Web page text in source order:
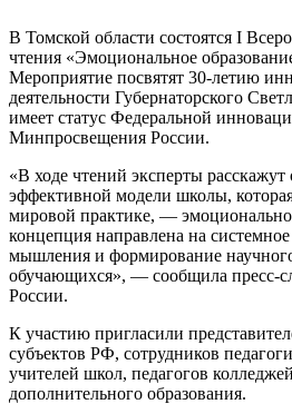
В Томской области состоятся I
чтения «Эмоциональное
Мероприятие посвятят 30-летию
деятельности Губернаторского
имеет статус Федеральной
Минпросвещения России.
«В ходе чтений эксперты
эффективной модели школы,
мировой практике, —
концепция направлена на системное
мышления и формирование
обучающихся», — сообщила пресс-
России.
К участию пригласили
субъектов РФ, сотрудников
учителей школ, педагогов
дополнительного образования.